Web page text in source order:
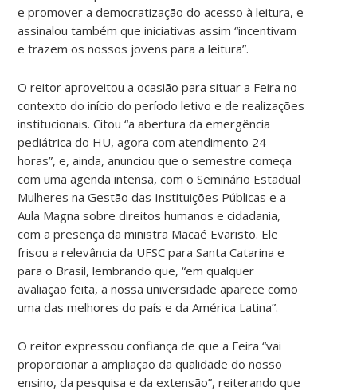
e promover a democratização do acesso à leitura, e
assinalou também que iniciativas assim “incentivam
e trazem os nossos jovens para a leitura”.
O reitor aproveitou a ocasião para situar a Feira no
contexto do início do período letivo e de realizações
institucionais. Citou “a abertura da emergência
pediátrica do HU, agora com atendimento 24
horas”, e, ainda, anunciou que o semestre começa
com uma agenda intensa, com o Seminário Estadual
Mulheres na Gestão das Instituições Públicas e a
Aula Magna sobre direitos humanos e cidadania,
com a presença da ministra Macaé Evaristo. Ele
frisou a relevância da UFSC para Santa Catarina e
para o Brasil, lembrando que, “em qualquer
avaliação feita, a nossa universidade aparece como
uma das melhores do país e da América Latina”.
O reitor expressou confiança de que a Feira “vai
proporcionar a ampliação da qualidade do nosso
ensino, da pesquisa e da extensão”, reiterando que